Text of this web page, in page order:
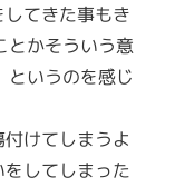
てきた事もき
とかそういう意
というのを感じ
けてしまうよ
してしまった